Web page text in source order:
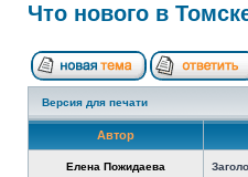
Что нового в
Версия для печати
Автор
Елена Пожидаева